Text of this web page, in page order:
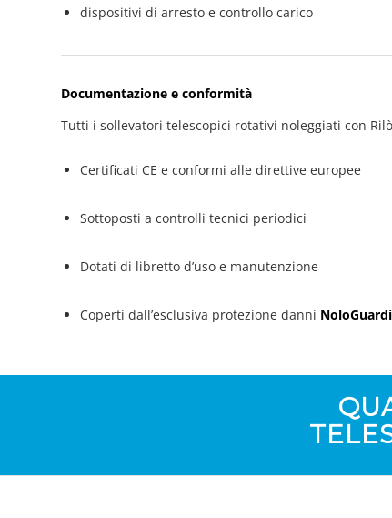
dispositivi di arresto e controllo carico
Documentazione e conformità
Tutti i sollevatori telescopici rotativi noleggiati con
Certificati CE e conformi alle direttive europee
Sottoposti a controlli tecnici periodici
Dotati di libretto d’uso e manutenzione
Coperti dall’esclusiva protezione danni